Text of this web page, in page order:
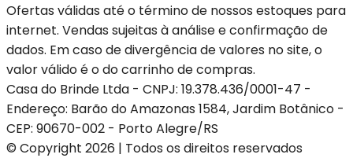
Ofertas válidas até o término de nossos estoques para
internet. Vendas sujeitas à análise e confirmação de
dados. Em caso de divergência de valores no site, o
valor válido é o do carrinho de compras.
Casa do Brinde Ltda - CNPJ: 19.378.436/0001-47 -
Endereço: Barão do Amazonas 1584, Jardim Botânico -
CEP: 90670-002 - Porto Alegre/RS
© Copyright 2026 | Todos os direitos reservados